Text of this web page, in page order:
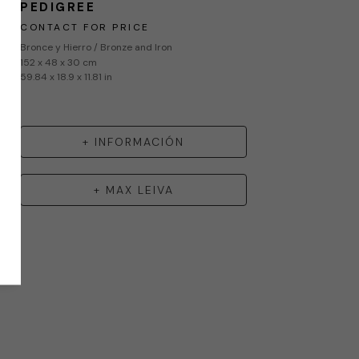
PEDIGREE
CONTACT FOR PRICE
Bronce y Hierro / Bronze and Iron
152 x 48 x 30 cm
59.84 x 18.9 x 11.81 in
+ INFORMACIÓN
+ MAX LEIVA